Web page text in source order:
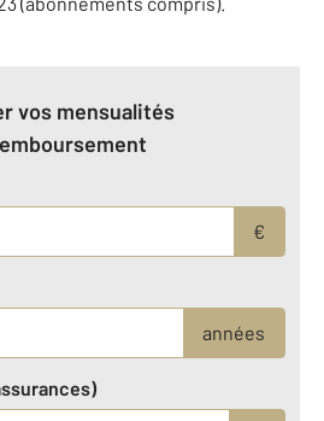
vos mensualités
€
années